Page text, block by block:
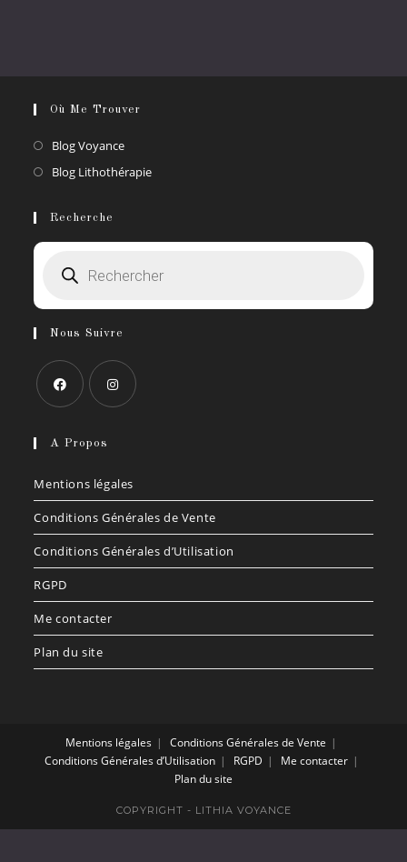
Où Me Trouver
Blog VoyanceS’ouvre
dans
Blog LithothérapieS’ouvre
nouvel
Recherche
produits
Nous Suivre
dans
nouvel
dans
nouvel
A Propos
Mentions légales
Conditions Générales de Vente
Conditions Générales d’Utilisation
RGPD
Me contacter
Plan du site
Mentions légales
Conditions Générales de Vente
Conditions Générales d’Utilisation
RGPD
Me contacter
Plan du site
COPYRIGHT - LITHIA VOYANCE